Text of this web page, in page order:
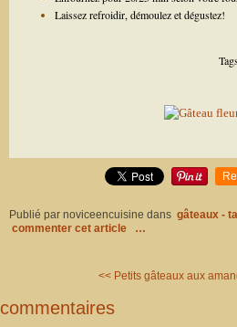
Laissez refroidir, démoulez et dégustez!
Publié par noviceencuisine dans gâteaux -
commenter cet article
…
<< Petits gâteaux aux
commentaires